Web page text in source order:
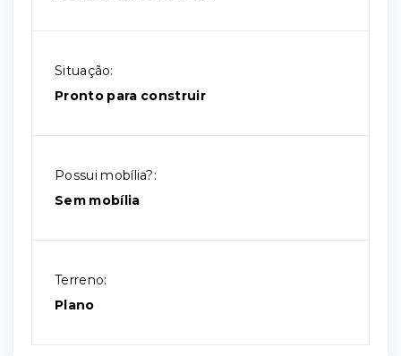
Situação:
Pronto para construir
Possui mobília?:
Sem mobília
Terreno:
Plano